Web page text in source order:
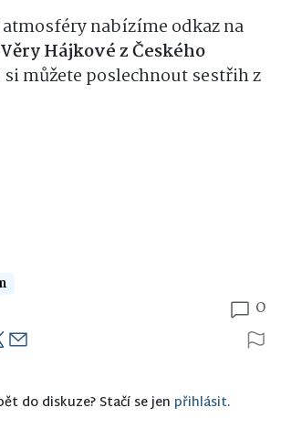
nabízíme odkaz na
Věry Hájkové z Českého
si můžete poslechnout sestřih z
0
do diskuze? Stačí se jen přihlásit.